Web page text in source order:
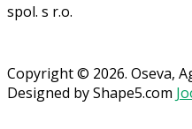
spol. s r.o.
Copyright © 2026. Oseva,
Designed by Shape5.com